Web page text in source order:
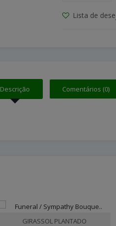
Lista de
Descrição Comentários (0)
GIRASSOL PLANTADO